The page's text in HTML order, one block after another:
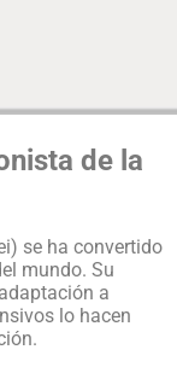
de la
se ha convertido
mundo. Su
a
lo hacen